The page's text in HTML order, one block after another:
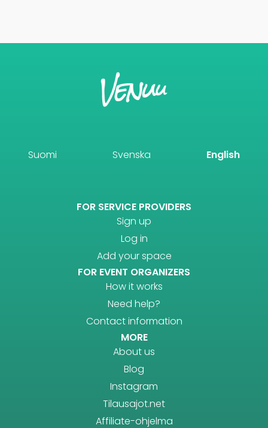
Suomi Svenska English
FOR SERVICE PROVIDERS
Sign up
Log in
Add your space
FOR EVENT ORGANIZERS
How it works
Need help?
Contact information
MORE
About us
Blog
Instagram
Tilausajot.net
Affiliate-ohjelma